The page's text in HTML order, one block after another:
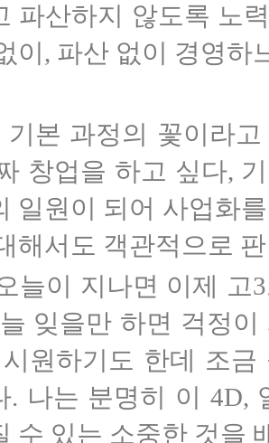
파산하지 않도록 노
이, 파산 없이 경영하
기본 과정의 꽃이라
창업을 하고 싶다,
일원이 되어 사업화
해서도 객관적으로
늘이 지나면 이제 고
잊을만 하면 걱정
원하기도 한데 조
. 나는 분명히 이 4D,
수 있는 소중한 것을